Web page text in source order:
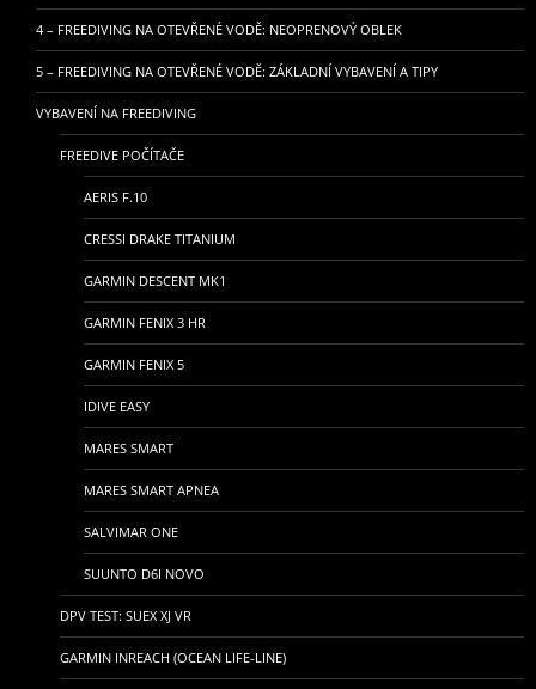
4 – FREEDIVING NA OTEVŘENÉ VODĚ: NEOPRENOVÝ OBLEK
5 – FREEDIVING NA OTEVŘENÉ VODĚ: ZÁKLADNÍ VYBAVENÍ A TIPY
VYBAVENÍ NA FREEDIVING
FREEDIVE POČÍTAČE
AERIS F.10
CRESSI DRAKE TITANIUM
GARMIN DESCENT MK1
GARMIN FENIX 3 HR
GARMIN FENIX 5
IDIVE EASY
MARES SMART
MARES SMART APNEA
SALVIMAR ONE
SUUNTO D6I NOVO
DPV TEST: SUEX XJ VR
GARMIN INREACH (OCEAN LIFE-LINE)